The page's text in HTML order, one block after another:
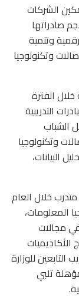
الشركات
صادراتها
وتنمية
وتكنولوجيا
الفترة
التدريبية
الشباب
وتكنولوجيا
البيانات،
تستهدف تدريب نحو 800 ألف متدرب خلال العام
المعلومات،
مجالات
الأكاديميات
للوزارة
تلبي